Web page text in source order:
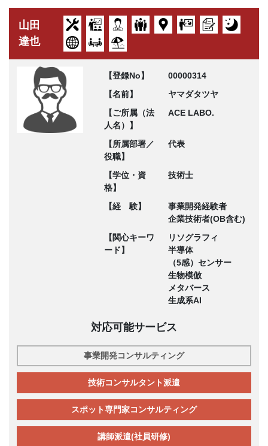
山田
達也
【登録No】
00000314
【名前】
ヤマダタツヤ
【ご所属（法
人名）】
ACE LABO.
【所属部署／
役職】
代表
【学位・資
格】
技術士
【経 験】
事業開発経験者
企業技術者(OB含む)
【関心キーワ
ード】
リソグラフィ
半導体
（5感）センサー
生物模倣
メタバース
生成系AI
対応可能サービス
事業開発コンサルティング
技術コンサルタント派遣
スポット専門家コンサルティング
講師派遣(社員研修)